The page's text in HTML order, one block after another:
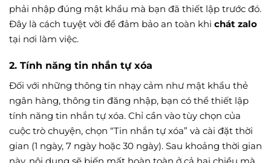
phải nhập đúng mật khẩu mà bạn đã thiết lập trước đó.
Đây là cách tuyệt vời để đảm bảo an toàn khi chát zalo
tại nơi làm việc.
2. Tính năng tin nhắn tự xóa
Đối với những thông tin nhạy cảm như mật khẩu thẻ
ngân hàng, thông tin đăng nhập, bạn có thể thiết lập
tính năng tin nhắn tự xóa. Chỉ cần vào tùy chọn của
cuộc trò chuyện, chọn “Tin nhắn tự xóa” và cài đặt thời
gian (1 ngày, 7 ngày hoặc 30 ngày). Sau khoảng thời gian